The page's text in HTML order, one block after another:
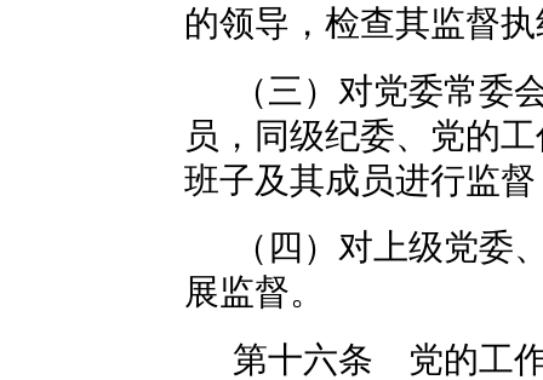
的领导，检查其监督
（三）对党委常委
员，同级纪委、党的
班子及其成员进行监
（四）对上级党委
展监督。
第十六条 党的工